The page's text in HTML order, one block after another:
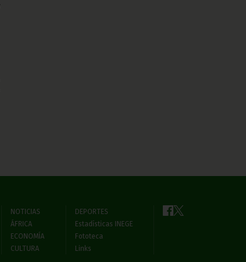
NOTICIAS
ÁFRICA
ECONOMÍA
CULTURA
DEPORTES
Estadísticas INEGE
Fototeca
Links